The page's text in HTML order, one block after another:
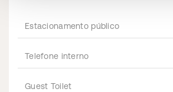
Estacionamento público
Telefone interno
Guest Toilet